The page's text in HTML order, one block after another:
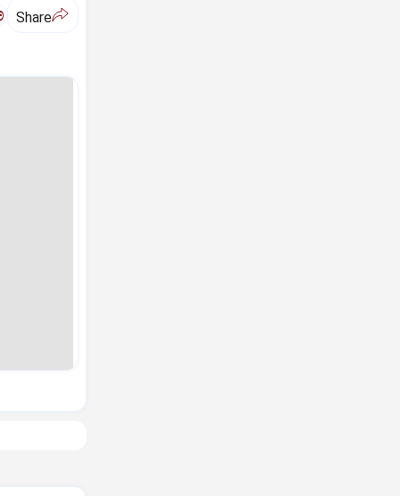
Share